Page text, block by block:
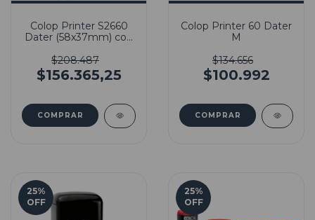
Colop Printer S2660
Dater (58x37mm) con
$208.487
$156.365,25
Colop Printer 60 Dater
M
$134.656
$100.992
25%
OFF
25%
OFF